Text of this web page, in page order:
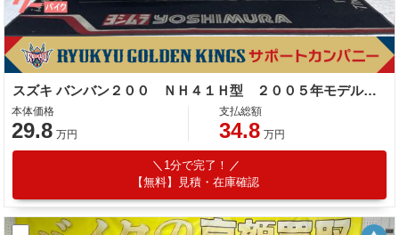
スズキ バンバン２００ ＮＨ４１Ｈ型 ２００５年モデル 社外マフラー リアキャリア タンデムバー
本体価格
29.8 万円
支払総額
34.8 万円
1分で完了！
【無料】見積・在庫確認